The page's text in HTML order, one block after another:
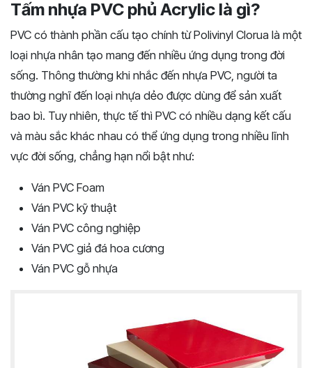
Tấm nhựa PVC phủ Acrylic là gì?
PVC có thành phần cấu tạo chính từ Polivinyl Clorua là một
loại nhựa nhân tạo mang đến nhiều ứng dụng trong đời
sống. Thông thường khi nhắc đến nhựa PVC, người ta
thường nghĩ đến loại nhựa dẻo được dùng để sản xuất
bao bì. Tuy nhiên, thực tế thì PVC có nhiều dạng kết cấu
và màu sắc khác nhau có thể ứng dụng trong nhiều lĩnh
vực đời sống, chẳng hạn nổi bật như:
Ván PVC Foam
Ván PVC kỹ thuật
Ván PVC công nghiệp
Ván PVC giả đá hoa cương
Ván PVC gỗ nhựa